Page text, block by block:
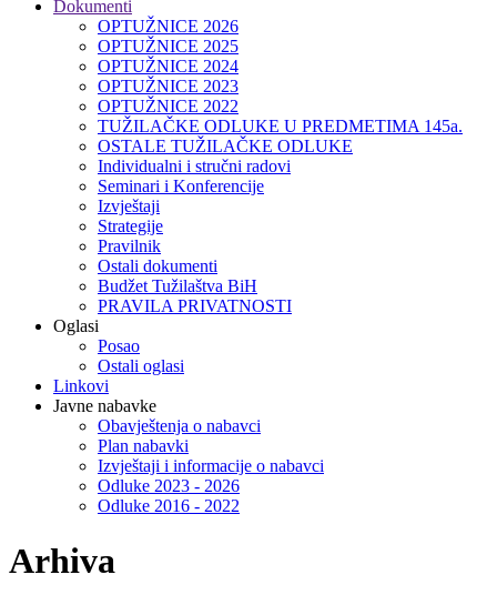
Dokumenti
OPTUŽNICE 2026
OPTUŽNICE 2025
OPTUŽNICE 2024
OPTUŽNICE 2023
OPTUŽNICE 2022
TUŽILAČKE ODLUKE U PREDMETIMA 145a.
OSTALE TUŽILAČKE ODLUKE
Individualni i stručni radovi
Seminari i Konferencije
Izvještaji
Strategije
Pravilnik
Ostali dokumenti
Budžet Tužilaštva BiH
PRAVILA PRIVATNOSTI
Oglasi
Posao
Ostali oglasi
Linkovi
Javne nabavke
Obavještenja o nabavci
Plan nabavki
Izvještaji i informacije o nabavci
Odluke 2023 - 2026
Odluke 2016 - 2022
Arhiva